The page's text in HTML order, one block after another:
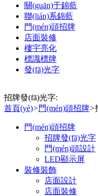
關(guān)于錦藍
聯(lián)系錦藍
門(mén)頭招牌
店面裝修
樓宇亮化
標識標牌
發(fā)光字
招牌發(fā)光字:
首頁(yè)>門(mén)頭招牌>
門(mén)頭招牌
招牌發(fā)光字
門(mén)頭設計
LED顯示屏
裝修裝飾
店面設計
店面裝修